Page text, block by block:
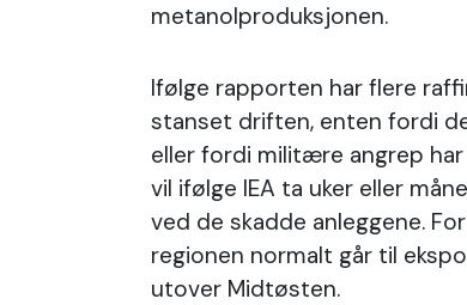
metanolproduksjonen.
Ifølge rapporten har flere
stanset driften, enten fordi
eller fordi militære angrep
vil ifølge IEA ta uker eller
ved de skadde anleggene.
regionen normalt går til
utover Midtøsten.